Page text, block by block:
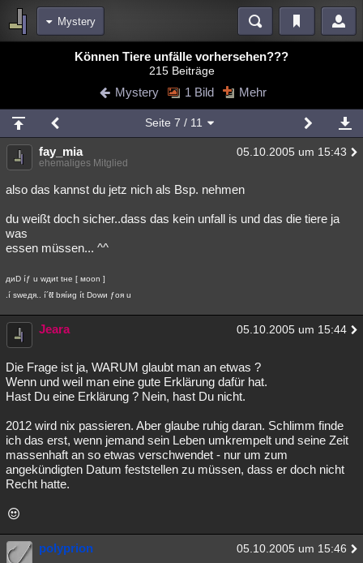
Mystery
Blogs Videos
Chat Wiki Neuigkeiten
meine Rubriken
Menschen Mystery Kriminalfälle
Spiritualität Verschwörungen Technologie
Natur Umfragen Unterhaltung
weitere Rubriken
Astronomie Helpdesk
Musik Clash Allmystery English
Besucht Teilgenommen Alle Neue Geschlossen
Können Tiere unfälle vorhersehen???
215 Beiträge
Mystery 1 Bild Mehr
Seite7 / 11
fay_mia 05.10.2005 um 15:43
ehemaliges Mitglied
also das kannst du jetz nich als Bsp. nehmen
du weißt doch sicher..dass das kein unfall is und das die tiere ja
was
essen müssen... ^^
диD íƒ u wдиt tнe [ мoon ]
.í sweдя.. í´ℓℓ bяíиg ít Dowи ƒoя u
Jeara 05.10.2005 um 15:44
Die Frage ist ja, WARUM glaubt man an etwas ?
Wenn und weil man eine gute Erklärung dafür hat.
Hast Du eine Erklärung ? Nein, hast Du nicht.
2012 wird nix passieren. Aber glaube ruhig daran. Schlimm finde
ich das erst, wenn jemand sein Leben umkrempelt und seine Zeit
massenhaft an so etwas verschwendet - nur um zum
angekündigten Datum feststellen zu müssen, dass er doch nicht
Recht hatte.
polyprion 05.10.2005 um 15:46